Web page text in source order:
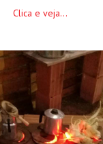
Clica e veja...